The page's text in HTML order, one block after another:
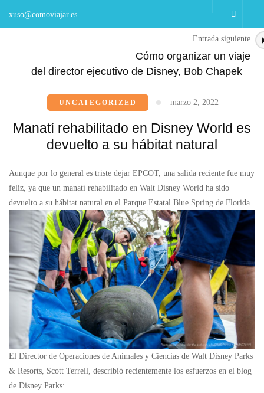
xuso@comoviajar.es
Manatí rehabilitado en Disney World es devuelto a su hábitat natural
UNCATEGORIZED marzo 2, 2022
Manatí rehabilitado en Disney World es
devuelto a su hábitat natural
Aunque por lo general es triste dejar EPCOT, una salida reciente fue muy
feliz, ya que un manatí rehabilitado en Walt Disney World ha sido
devuelto a su hábitat natural en el Parque Estatal Blue Spring de Florida.
El Director de Operaciones de Animales y Ciencias de Walt Disney Parks
& Resorts, Scott Terrell, describió recientemente los esfuerzos en el blog
de Disney Parks:
Imagineers jubilados piden el despido inminente
del director ejecutivo de Disney, Bob Chapek
Entrada siguiente
Cómo organizar un viaje